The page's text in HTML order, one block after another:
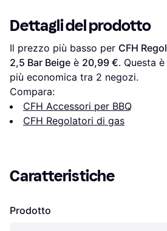
Dettagli del prodotto
Il prezzo più basso per CFH
2,5 Bar Beige è 20,99 €. Questa
più economica tra 2 negozi.
Compara:
CFH Accessori per BBQ
CFH Regolatori di gas
Caratteristiche
Prodotto